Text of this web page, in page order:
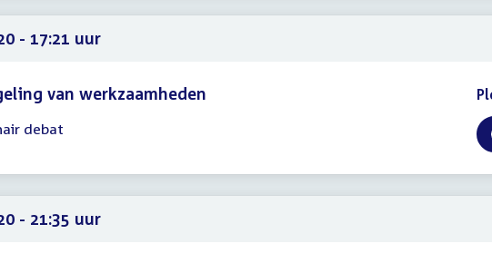
- 17:21 uur
van werkzaamheden
debat
- 21:35 uur